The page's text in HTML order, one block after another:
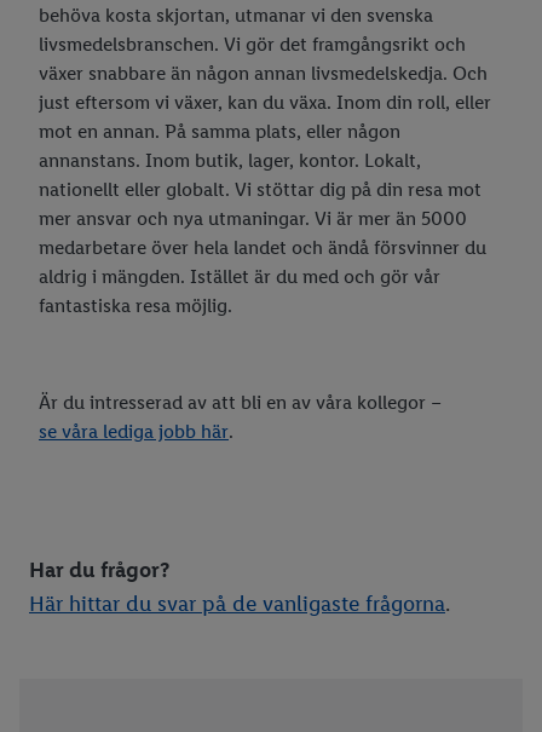
behöva kosta skjortan, utmanar vi den svenska
livsmedelsbranschen. Vi gör det framgångsrikt och
växer snabbare än någon annan livsmedelskedja. Och
just eftersom vi växer, kan du växa. Inom din roll, eller
mot en annan. På samma plats, eller någon
annanstans. Inom butik, lager, kontor. Lokalt,
nationellt eller globalt. Vi stöttar dig på din resa mot
mer ansvar och nya utmaningar. Vi är mer än 5000
medarbetare över hela landet och ändå försvinner du
aldrig i mängden. Istället är du med och gör vår
fantastiska resa möjlig.
Är du intresserad av att bli en av våra kollegor –
se våra lediga jobb här.
Har du frågor?
Här hittar du svar på de vanligaste frågorna.